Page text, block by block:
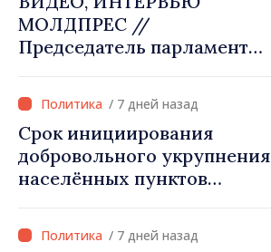
примэрии мы можем
обеспечить качественные
услуги и
инфраструктуру»
МОЛДПРЕС //
Председатель парламента
убедить каждое
государство‑член ЕС, что
Республика Молдова
заслуживает быть в
Европейском союзе»
/ 7 дней назад
Срок инициирования
добровольного укрупнения
населённых пунктов
/ 7 дней назад